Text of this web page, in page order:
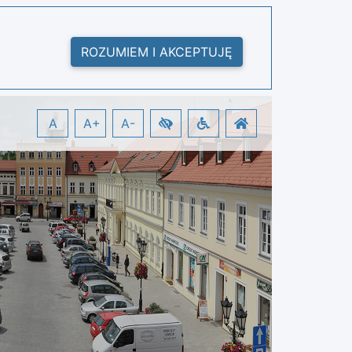
ROZUMIEM I AKCEPTUJĘ
A A+ A-